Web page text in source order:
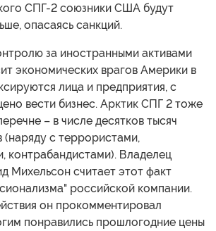
СПГ-2 союзники США будут
опасаясь санкций.
за иностранными активами
экономических врагов Америки в
лица и предприятия, с
вести бизнес. Арктик СПГ 2 тоже
– в числе десятков тысяч
(наряду с террористами,
контрабандистами). Владелец
Михельсон считает этот факт
российской компании.
он прокомментировал
понравились прошлогодние цены